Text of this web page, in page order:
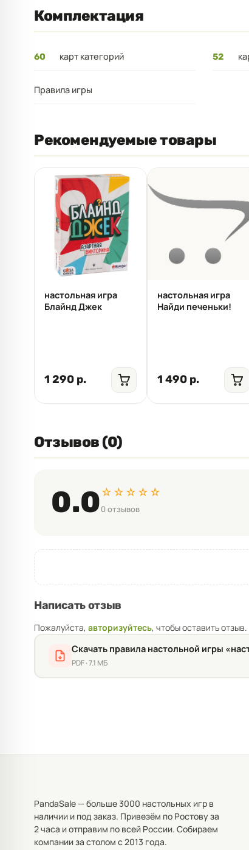
Комплектация
60 карт категорий 52
Правила игры
Рекомендуемые товары
настольная игра
Блайнд Джек
1 290 р.
настольная игра
Найди печеньки!
1 490 р.
Отзывов (0)
0.0☆☆☆☆☆
0 отзывов
Написать отзыв
Пожалуйста, авторизуйтесь, чтобы оставить отзыв.
Скачать правила настольной игры
PDF · 7.1 МБ
PandaSale — больше 3000 настольных игр в
наличии и под заказ. Привезём по Ростову за
2 часа и отправим по всей России. Собираем
компании за столом с 2013 года.